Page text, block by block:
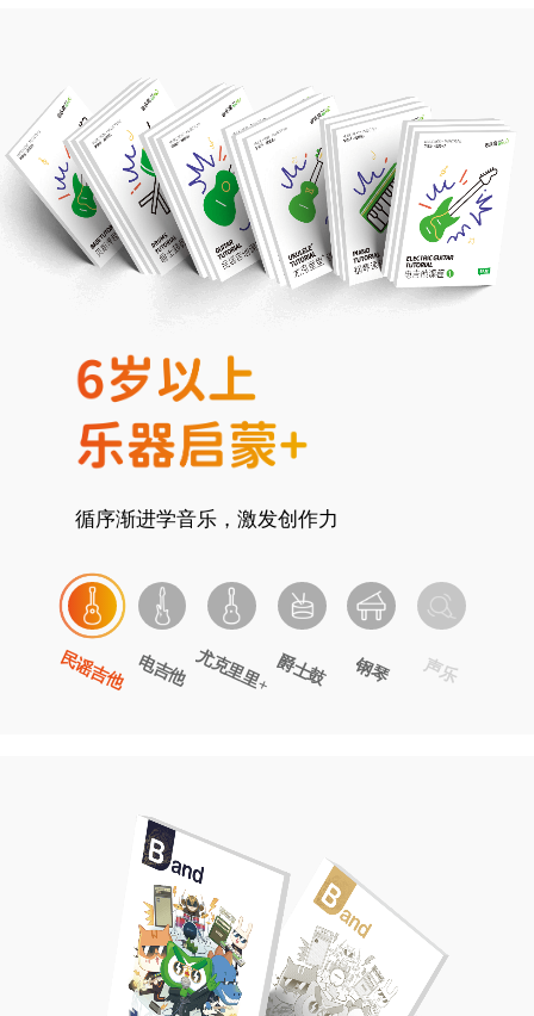
循序渐进学音乐，激发创作力
民谣吉他 电吉他 尤克里里+ 爵士鼓 钢琴 声乐